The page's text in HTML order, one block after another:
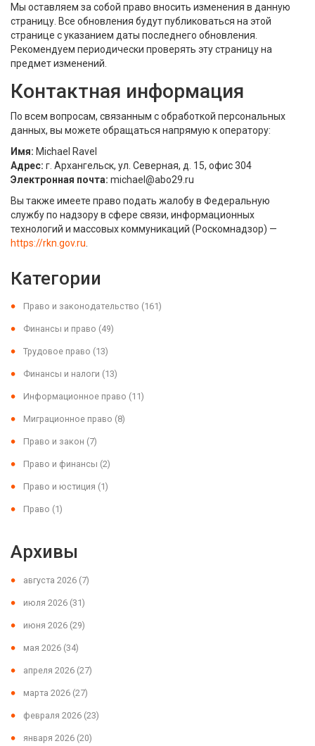
Мы оставляем за собой право вносить изменения в данную
страницу. Все обновления будут публиковаться на этой
странице с указанием даты последнего обновления.
Рекомендуем периодически проверять эту страницу на
предмет изменений.
Контактная информация
По всем вопросам, связанным с обработкой персональных
данных, вы можете обращаться напрямую к оператору:
Имя: Michael Ravel
Адрес: г. Архангельск, ул. Северная, д. 15, офис 304
Электронная почта: michael@abo29.ru
Вы также имеете право подать жалобу в Федеральную
службу по надзору в сфере связи, информационных
технологий и массовых коммуникаций (Роскомнадзор) —
https://rkn.gov.ru
Категории
Право и законодательство (161)
Финансы и право (49)
Трудовое право (13)
Финансы и налоги (13)
Информационное право (11)
Миграционное право (8)
Право и закон (7)
Право и финансы (2)
Право и юстиция (1)
Право (1)
Архивы
августа 2026 (7)
июля 2026 (31)
июня 2026 (29)
мая 2026 (34)
апреля 2026 (27)
марта 2026 (27)
февраля 2026 (23)
января 2026 (20)